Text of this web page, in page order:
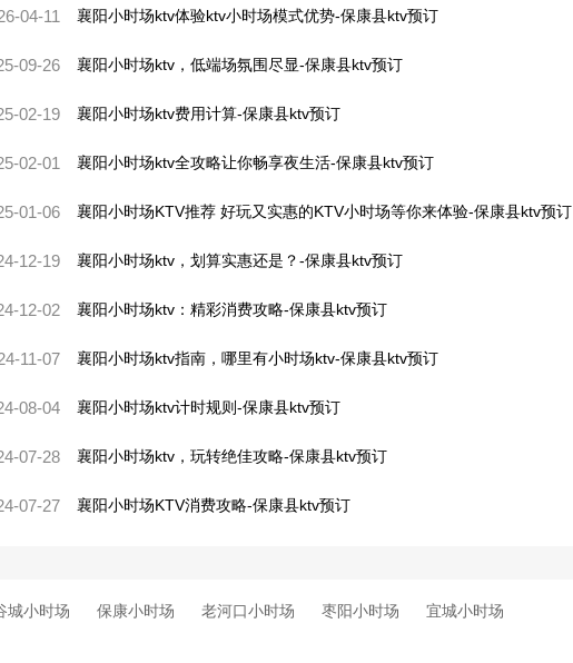
04-11 襄阳小时场ktv体验ktv小时场模式优势-保康县ktv预订
09-26 襄阳小时场ktv，低端场氛围尽显-保康县ktv预订
02-19 襄阳小时场ktv费用计算-保康县ktv预订
02-01 襄阳小时场ktv全攻略让你畅享夜生活-保康县ktv预订
01-06 襄阳小时场KTV推荐 好玩又实惠的KTV小时场等你来体验-保康县ktv预订
12-19 襄阳小时场ktv，划算实惠还是？-保康县ktv预订
12-02 襄阳小时场ktv：精彩消费攻略-保康县ktv预订
11-07 襄阳小时场ktv指南，哪里有小时场ktv-保康县ktv预订
08-04 襄阳小时场ktv计时规则-保康县ktv预订
07-28 襄阳小时场ktv，玩转绝佳攻略-保康县ktv预订
07-27 襄阳小时场KTV消费攻略-保康县ktv预订
城小时场 保康小时场 老河口小时场 枣阳小时场 宜城小时场